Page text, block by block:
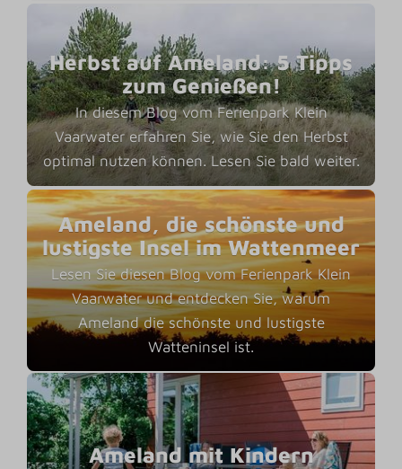
Herbst auf Ameland: 5 Tipps
zum Genießen!
In diesem Blog vom Ferienpark Klein
Vaarwater erfahren Sie, wie Sie den Herbst
optimal nutzen können. Lesen Sie bald weiter.
Ameland, die schönste und
lustigste Insel im Wattenmeer
Lesen Sie diesen Blog vom Ferienpark Klein
Vaarwater und entdecken Sie, warum
Ameland die schönste und lustigste
Watteninsel ist.
Ameland mit Kindern